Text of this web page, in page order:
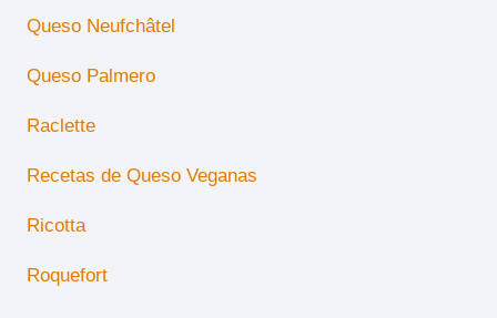
Queso Neufchâtel
Queso Palmero
Raclette
Recetas de Queso Veganas
Ricotta
Roquefort